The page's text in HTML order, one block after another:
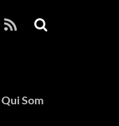
Qui Som